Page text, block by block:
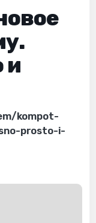
и
kompot-
prosto-i-